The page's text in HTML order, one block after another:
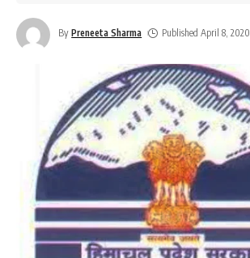
By Preneeta Sharma Published April 8, 2020